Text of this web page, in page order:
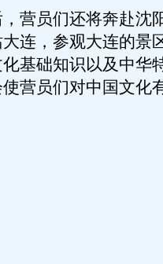
员们还将奔赴沈
连，参观大连的景
基础知识以及中华
营员们对中国文化